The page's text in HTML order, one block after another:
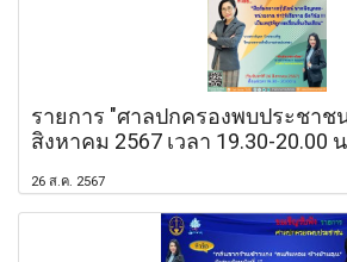
รายการ "ศาลปกครองพบประชาช
สิงหาคม 2567 เวลา 19.30-20.00
26 ส.ค. 2567